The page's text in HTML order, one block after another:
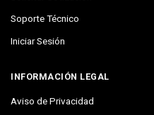
Soporte Técnico
Iniciar Sesión
INFORMACIÓN LEGAL
Aviso de Privacidad